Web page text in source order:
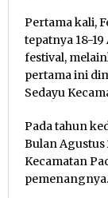
Pertama kali,
tepatnya 18-
festival,
pertama ini
Sedayu
Pada tahun
Bulan Agustus
Kecamatan
pemenangnya.